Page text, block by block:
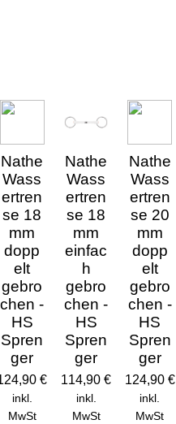
Nathe
Wass
ertren
se 18
mm
dopp
elt
gebro
chen -
HS
Spren
ger
€
inkl.
MwSt
Nathe
Wass
ertren
se 18
mm
einfac
h
gebro
chen -
HS
Spren
ger
114,90 €
inkl.
MwSt
Nathe
Wass
ertren
se 20
mm
dopp
elt
gebro
chen -
HS
Spren
ger
124,90 €
inkl.
MwSt